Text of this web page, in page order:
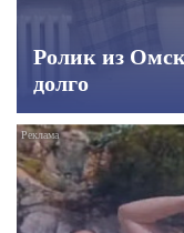
Ролик из
долго